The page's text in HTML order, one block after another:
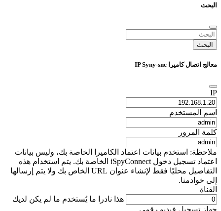
البحث
البحث
معالج اتصال كاميرا IP Syny-snc
IP
اسم المستخدم
كلمة المرور
ملاحظة: استخدم بيانات اعتماد الكاميرا الخاصة بك، وليس بيانات
اعتماد تسجيل دخول iSpyConnect الخاصة بك. يتم استخدام هذه
التفاصيل محليًا فقط لإنشاء عنوان URL الخاص بك ولا يتم إرسالها
إلى خوادمنا.
القناة
هذا نادرا ما يُستخدم ما لم يكن لديك
جهاز تسجيل فيديو رقمي